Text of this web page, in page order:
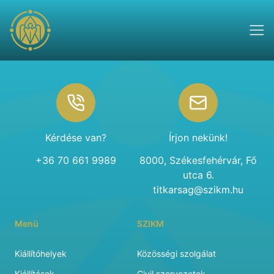
Kérdése van?
+36 70 661 9989
Írjon nekünk!
8000, Székesfehérvár, Fő
utca 6.
titkarsag@szikm.hu
Menü
Kiállítóhelyek
SZIKM
Közösségi szolgálat